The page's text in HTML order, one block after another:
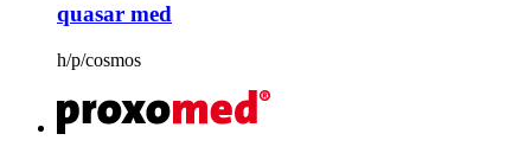
quasar med
h/p/cosmos